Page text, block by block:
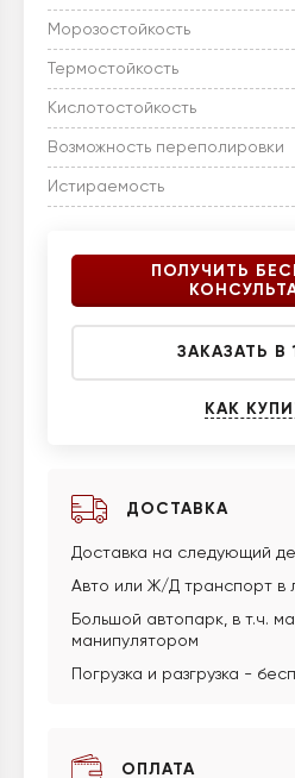
Морозостойкость
Термостойкость
Кислотостойкость
Возможность переполировки
Истираемость
ПОЛУЧИТЬ
ЗАКАЗАТЬ В
КАК
ДОСТАВКА
Доставка на следующий
Авто или Ж/Д транспорт в
Большой автопарк, в т.ч.
манипулятором
Погрузка и разгрузка -
ОПЛАТА